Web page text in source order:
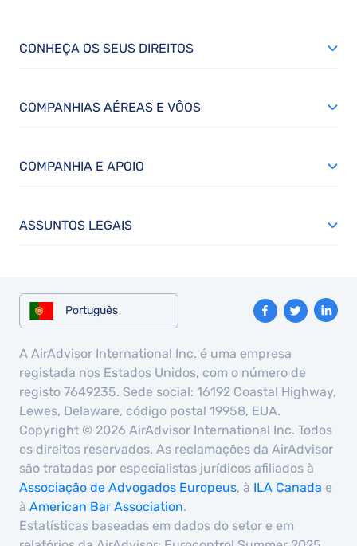
CONHEÇA OS SEUS DIREITOS
COMPANHIAS AÉREAS E VÔOS
COMPANHIA E APOIO
ASSUNTOS LEGAIS
Português
A AirAdvisor International Inc. é uma empresa
registada nos Estados Unidos, com o número de
registo 7649235. Sede social: 16192 Coastal Highway,
Lewes, Delaware, código postal 19958, EUA.
Copyright © 2026 AirAdvisor International Inc. Todos
os direitos reservados. As reclamações da AirAdvisor
são tratadas por especialistas jurídicos afiliados à
Associação de Advogados Europeus, à ILA Canada e
à American Bar Association.
Estatísticas baseadas em dados do setor e em